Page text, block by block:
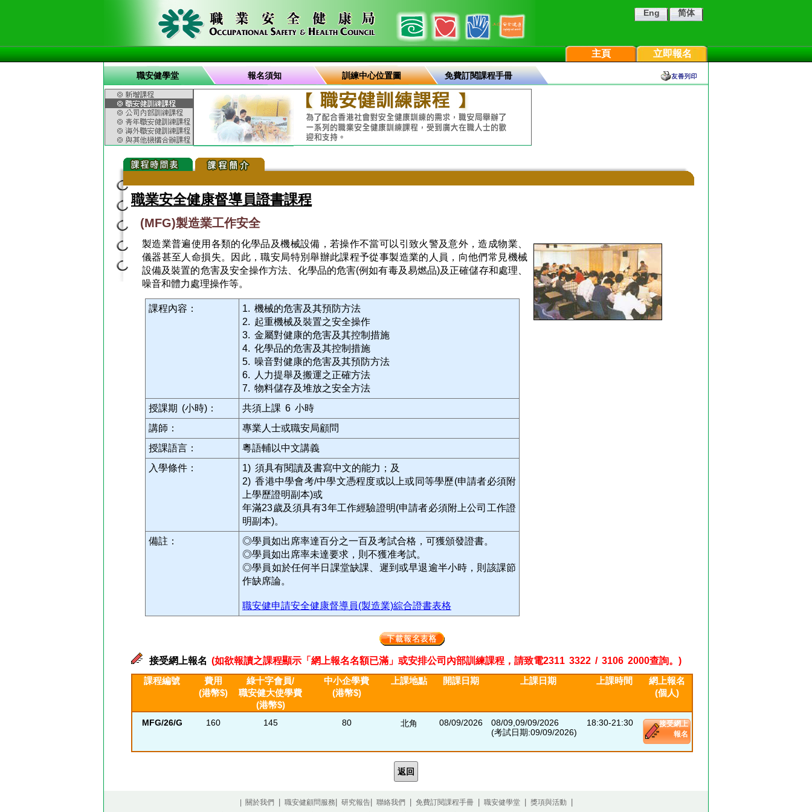
简体
Eng
立即報名
主頁
職安健學堂 報名須知 訓練中心位置圖 免費訂閱課程手冊
職業安全健康督導員證書課程
(MFG)製造業工作安全
製造業普遍使用各類的化學品及機械設備，若操作不當可以引致火警及意外，造成物業、
儀器甚至人命損失。因此，職安局特別舉辦此課程予從事製造業的人員，向他們常見機械
設備及裝置的危害及安全操作方法、化學品的危害(例如有毒及易燃品)及正確儲存和處理、
噪音和體力處理操作等。
課程內容：
1. 機械的危害及其預防方法
2. 起重機械及裝置之安全操作
3. 金屬對健康的危害及其控制措施
4. 化學品的危害及其控制措施
5. 噪音對健康的危害及其預防方法
6. 人力提舉及搬運之正確方法
7. 物料儲存及堆放之安全方法
授課期 (小時)：
共須上課 6 小時
講師：
專業人士或職安局顧問
授課語言：
粵語輔以中文講義
入學條件：
1) 須具有閱讀及書寫中文的能力；及
2) 香港中學會考/中學文憑程度或以上或同等學歷(申請者必須附
上學歷證明副本)或
年滿23歲及須具有3年工作經驗證明(申請者必須附上公司工作證
明副本)。
備註：
◎學員如出席率達百分之一百及考試合格，可獲頒發證書。
◎學員如出席率未達要求，則不獲准考試。
◎學員如於任何半日課堂缺課、遲到或早退逾半小時，則該課節
作缺席論。
職安健申請安全健康督導員(製造業)綜合證書表格
接受網上報名 (如欲報讀之課程顯示「網上報名名額已滿」或安排公司內部訓練課程，請致電2311 3322 / 3106 2000查詢。)
課程編號
費用
(港幣$)
綠十字會員/
職安健大使學費
(港幣$)
中小企學費
(港幣$)
上課地點 開課日期 上課日期 上課時間
網上報名
(個人)
MFG/26/G 160 145 80 北角 08/09/2026
08/09,09/09/2026
(考試日期:09/09/2026)
18:30-21:30
接受網上
報名
返回
| 關於我們| 職安健顧問服務 研究報告| 聯絡我們| 免費訂閱課程手冊| 職安健學堂| 獎項與活動|